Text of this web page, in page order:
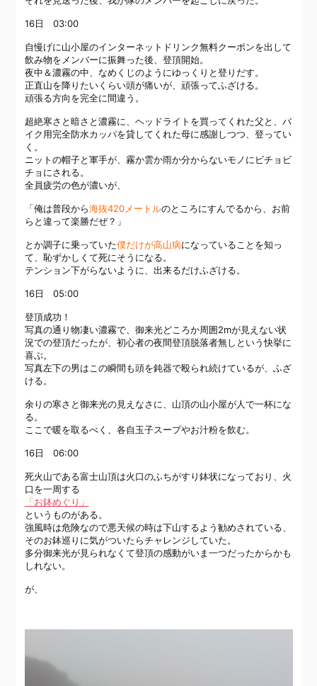
16日 03:00
自慢げに山小屋のインターネットドリンク無料クーポンを出して
飲み物をメンバーに振舞った後、登頂開始。
夜中＆濃霧の中、なめくじのようにゆっくりと登りだす。
正直山を降りたいくらい頭が痛いが、頑張ってふざける。
頑張る方向を完全に間違う。
超絶寒さと暗さと濃霧に、ヘッドライトを買ってくれた父と、バ
イク用完全防水カッパを貸してくれた母に感謝しつつ、登ってい
く。
ニットの帽子と軍手が、霧か雲か雨か分からないモノにビチョビ
チョにされる。
全員疲労の色が濃いが、
「俺は普段から海抜420メートルのところにすんでるから、お前
らと違って楽勝だぜ？」
とか調子に乗っていた僕だけが高山病になっていることを知っ
て、恥ずかしくて死にそうになる。
テンション下がらないように、出来るだけふざける。
16日 05:00
登頂成功！
写真の通り物凄い濃霧で、御来光どころか周囲2mが見えない状
況での登頂だったが、初心者の夜間登頂脱落者無しという快挙に
喜ぶ。
写真左下の男はこの瞬間も頭を鈍器で殴られ続けているが、ふざ
ける。
余りの寒さと御来光の見えなさに、山頂の山小屋が人で一杯にな
る。
ここで暖を取るべく、各自玉子スープやお汁粉を飲む。
16日 06:00
死火山である富士山頂は火口のふちがすり鉢状になっており、火
口を一周する
「お鉢めぐり」
というものがある。
強風時は危険なので悪天候の時は下山するよう勧めされている、
そのお鉢巡りに気がついたらチャレンジしていた。
多分御来光が見られなくて登頂の感動がいま一つだったからかも
しれない。
が、